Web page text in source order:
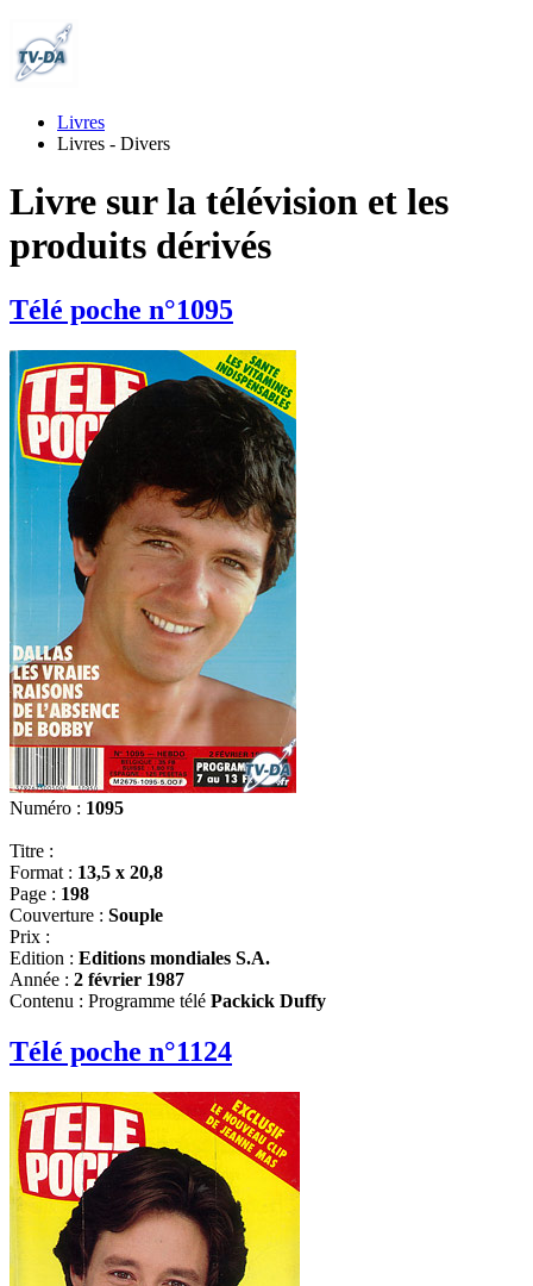
Livres
Livres - Divers
Livre sur la télévision et les
produits dérivés
Télé poche n°1095
Numéro : 1095
Titre :
Format : 13,5 x 20,8
Page : 198
Couverture : Souple
Prix :
Edition : Editions mondiales S.A.
Année : 2 février 1987
Contenu : Programme télé Packick Duffy
Télé poche n°1124